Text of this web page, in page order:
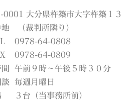
0001 大分県杵築市大字杵築１３
地 （裁判所隣り）
0978-64-0808
0978-64-0809
間 午前９時～午後５時３０分
毎週月曜日
３台（当事務所前）